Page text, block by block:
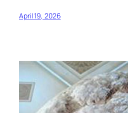
April 19, 2026